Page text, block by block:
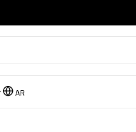
AR